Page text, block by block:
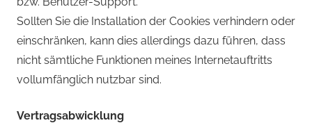
Sollten Sie die Installation der Cookies verhindern oder
einschränken, kann dies allerdings dazu führen, dass
nicht sämtliche Funktionen meines Internetauftritts
vollumfänglich nutzbar sind.
Vertragsabwicklung